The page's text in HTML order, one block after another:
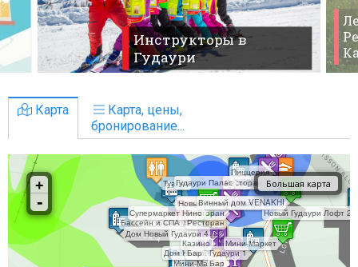
Инструкторы в
Гудаури
Карта
Карта, цены,
бронирование...